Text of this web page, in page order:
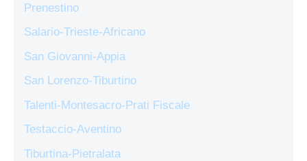
Prenestino
Salario-Trieste-Africano
San Giovanni-Appia
San Lorenzo-Tiburtino
Talenti-Montesacro-Prati Fiscale
Testaccio-Aventino
Tiburtina-Pietralata